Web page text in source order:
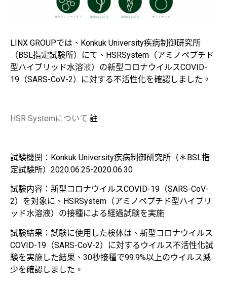
LINX GROUPでは、Konkuk University疾病制御研究所
（BSL指定試験所）にて、HSRSystem（アミノペプチド
型ハイブリッド水溶液）の新型コロナウイルスCOVID-
19（SARS-CoV-2）に対する不活性化を確認しました。
HSR Systemについて 註
試験機関：Konkuk University疾病制御研究所（＊BSL指
定試験所）2020.06.25-2020.06.30
試験内容：新型コロナウイルスCOVID-19（SARS-CoV-
2）を対象に、HSRSystem（アミノペプチド型ハイブリ
ッド水溶液）の接種による経過試験を実施
試験結果：試験に使用した検体は、新型コロナウイルス
COVID-19（SARS-CoV-2）に対するウイルス不活性化試
験を実施した結果、30秒接種で99.9%以上のウイルス減
少を確認しました。